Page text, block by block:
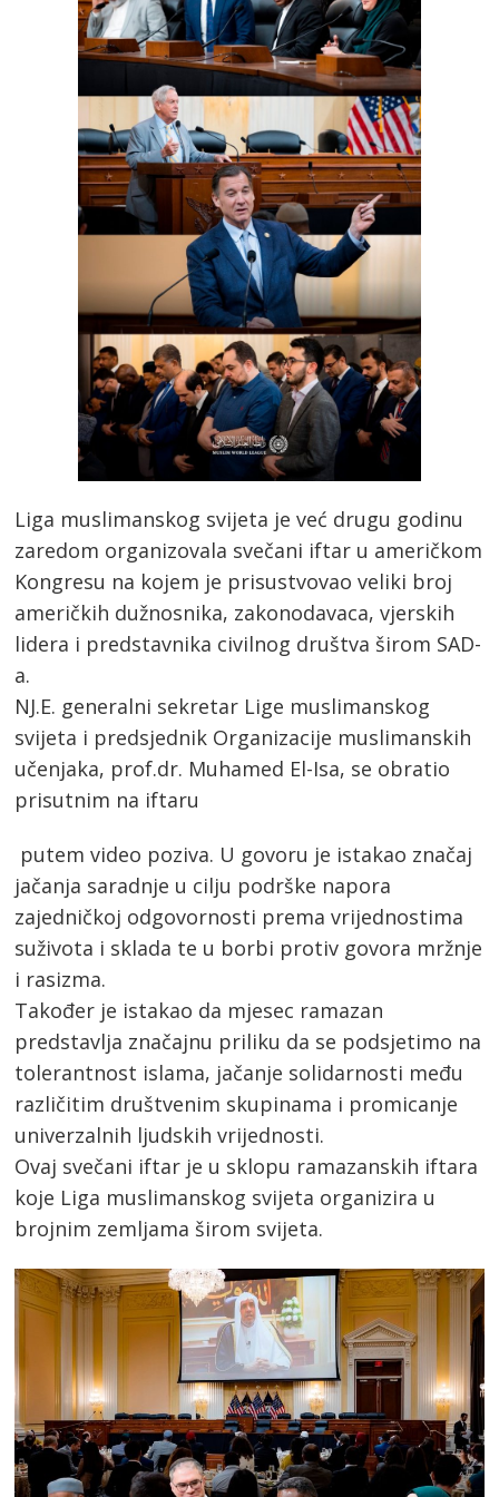
Liga muslimanskog svijeta je već drugu godinu
zaredom organizovala svečani iftar u američkom
Kongresu na kojem je prisustvovao veliki broj
američkih dužnosnika, zakonodavaca, vjerskih
lidera i predstavnika civilnog društva širom SAD-
a.
NJ.E. generalni sekretar Lige muslimanskog
svijeta i predsjednik Organizacije muslimanskih
učenjaka, prof.dr. Muhamed El-Isa, se obratio
prisutnim na iftaru
putem video poziva. U govoru je istakao značaj
jačanja saradnje u cilju podrške napora
zajedničkoj odgovornosti prema vrijednostima
suživota i sklada te u borbi protiv govora mržnje
i rasizma.
Također je istakao da mjesec ramazan
predstavlja značajnu priliku da se podsjetimo na
tolerantnost islama, jačanje solidarnosti među
različitim društvenim skupinama i promicanje
univerzalnih ljudskih vrijednosti.
Ovaj svečani iftar je u sklopu ramazanskih iftara
koje Liga muslimanskog svijeta organizira u
brojnim zemljama širom svijeta.